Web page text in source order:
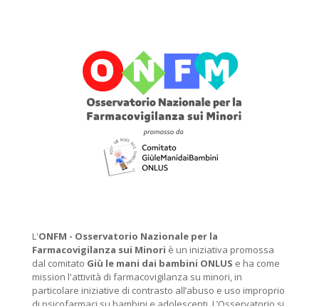
L'ONFM - Osservatorio Nazionale per la
Farmacovigilanza sui Minori è un iniziativa promossa
dal comitato Giù le mani dai bambini ONLUS e ha come
mission l'attività di farmacovigilanza su minori, in
particolare iniziative di contrasto all’abuso e uso improprio